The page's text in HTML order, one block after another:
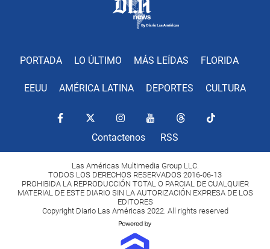
PORTADA LO ÚLTIMO MÁS LEÍDAS FLORIDA
EEUU AMÉRICA LATINA DEPORTES CULTURA
Contactenos RSS
Las Américas Multimedia Group LLC.
TODOS LOS DERECHOS RESERVADOS 2016-06-13
PROHIBIDA LA REPRODUCCIÓN TOTAL O PARCIAL DE CUALQUIER
MATERIAL DE ESTE DIARIO SIN LA AUTORIZACIÓN EXPRESA DE LOS
EDITORES
Copyright Diario Las Américas 2022. All rights reserved